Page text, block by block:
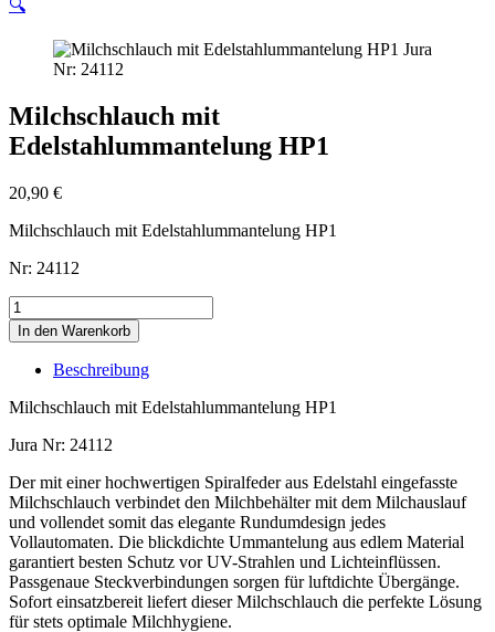
🔍
Milchschlauch mit
Edelstahlummantelung HP1
20,90 €
Milchschlauch mit Edelstahlummantelung HP1
Nr: 24112
Milchschlauch
mit
Edelstahlummantelung
HP1
Menge
In den Warenkorb
Beschreibung
Milchschlauch mit Edelstahlummantelung HP1
Jura Nr: 24112
Der mit einer hochwertigen Spiralfeder aus Edelstahl eingefasste
Milchschlauch verbindet den Milchbehälter mit dem Milchauslauf
und vollendet somit das elegante Rundumdesign jedes
Vollautomaten. Die blickdichte Ummantelung aus edlem Material
garantiert besten Schutz vor UV-Strahlen und Lichteinflüssen.
Passgenaue Steckverbindungen sorgen für luftdichte Übergänge.
Sofort einsatzbereit liefert dieser Milchschlauch die perfekte Lösung
für stets optimale Milchhygiene.